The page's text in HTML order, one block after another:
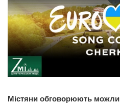
Містяни обговорюють